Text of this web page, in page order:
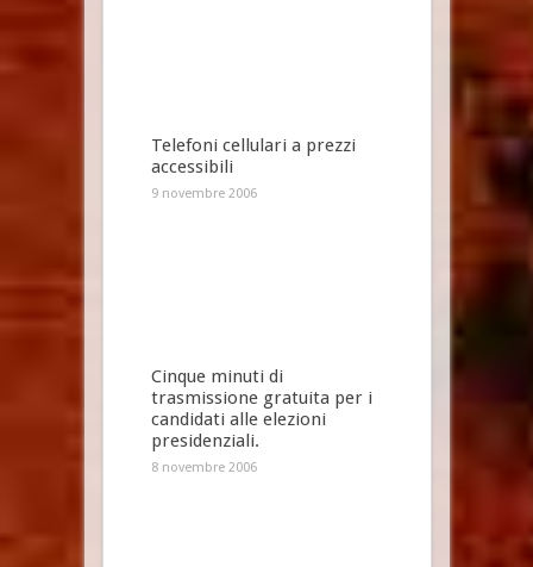
Telefoni cellulari a prezzi
accessibili
9 novembre 2006
Cinque minuti di
trasmissione gratuita per i
candidati alle elezioni
presidenziali.
8 novembre 2006